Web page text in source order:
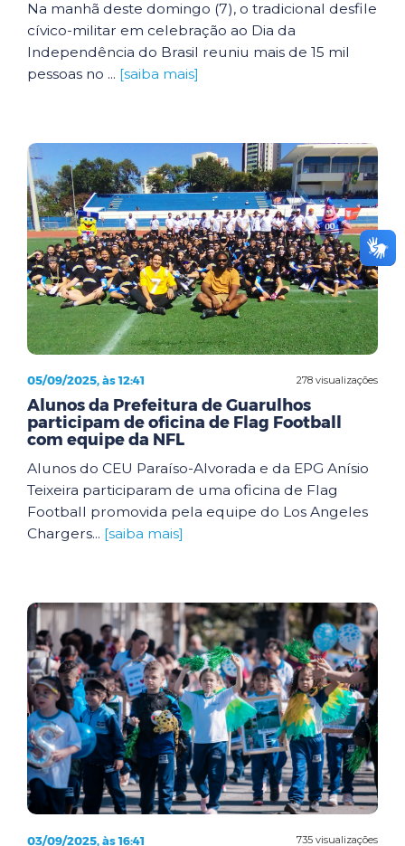
Na manhã deste domingo (7), o tradicional desfile
cívico-militar em celebração ao Dia da
Independência do Brasil reuniu mais de 15 mil
pessoas no ... [saiba mais]
278 visualizações
05/09/2025, às 12:41
Alunos da Prefeitura de Guarulhos
participam de oficina de Flag Football
com equipe da NFL
Alunos do CEU Paraíso-Alvorada e da EPG Anísio
Teixeira participaram de uma oficina de Flag
Football promovida pela equipe do Los Angeles
Chargers... [saiba mais]
735 visualizações
03/09/2025, às 16:41